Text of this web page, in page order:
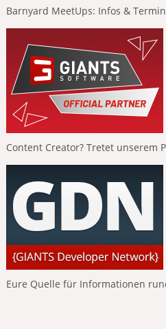
Barnyard MeetUps: Infos &
Content Creator? Tretet unserem
Eure Quelle für Informationen